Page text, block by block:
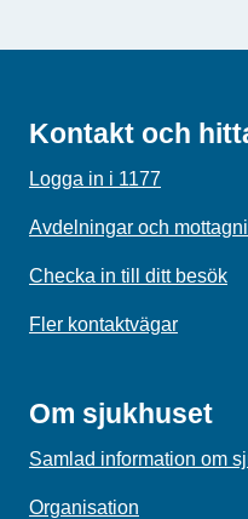
Kontakt och
Logga in i 1177
Avdelningar och
Checka in till ditt besök
Fler kontaktvägar
Om sjukhuset
Samlad information om
Organisation